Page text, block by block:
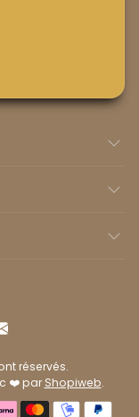
réservés.
❤️ par Shopiweb.